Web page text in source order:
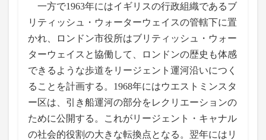
一方で1963年にはイギリスの行政組織であるブ
リティッシュ・ウォーターウェイスの管轄下に置
かれ、ロンドン市役所はブリティッシュ・ウォー
ターウェイスと協働して、ロンドンの歴史も体感
できるような歩道をリージェント運河沿いにつく
ることを計画する。1968年にはウエストミンスタ
ー区は、引き船運河の部分をレクリエーションの
ために公開する。これがリージェント・キャナル
の社会的役割の大きな転換点となる。翌年にはリ